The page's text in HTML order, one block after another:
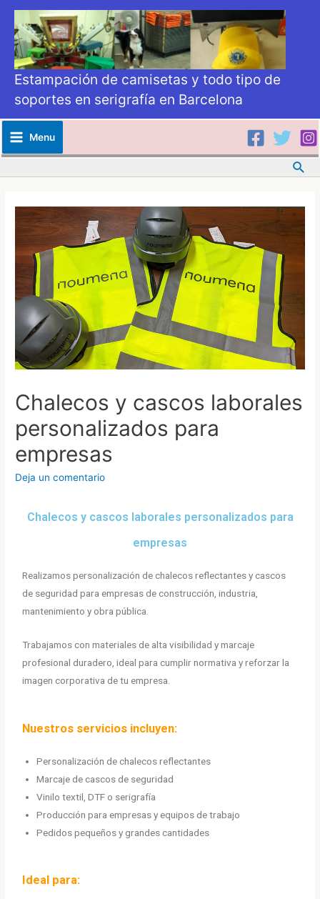
Estampación de camisetas y todo tipo de
soportes en serigrafía en Barcelona
Menu
Chalecos y cascos laborales
personalizados para
empresas
Deja un comentario
Chalecos y cascos laborales personalizados para
empresas
Realizamos personalización de chalecos reflectantes y cascos
de seguridad para empresas de construcción, industria,
mantenimiento y obra pública.
Trabajamos con materiales de alta visibilidad y marcaje
profesional duradero, ideal para cumplir normativa y reforzar la
imagen corporativa de tu empresa.
Nuestros servicios incluyen:
Personalización de chalecos reflectantes
Marcaje de cascos de seguridad
Vinilo textil, DTF o serigrafía
Producción para empresas y equipos de trabajo
Pedidos pequeños y grandes cantidades
Ideal para: